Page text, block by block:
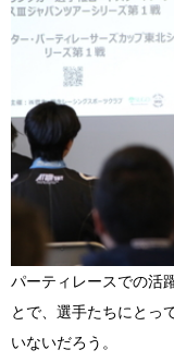
パーティレースでの活
とで、選手たちにとっ
いないだろう。